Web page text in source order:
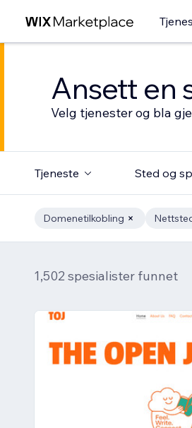
Ansett en
Velg tjenester og bla
Tjeneste Sted og
Domenetilkobling
1,502 spesialister funnet